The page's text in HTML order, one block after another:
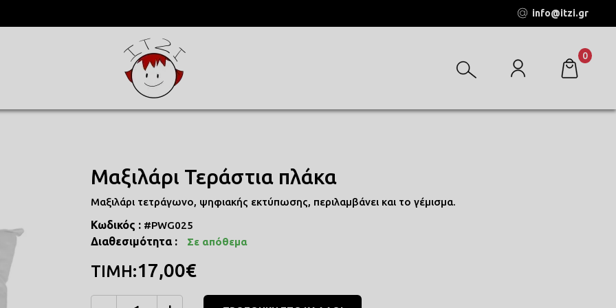
info@itzi.gr
0
Μαξιλάρι Τεράστια πλάκα
Μαξιλάρι τετράγωνο, ψηφιακής εκτύπωσης, περιλαμβάνει και το γέμισμα.
Κωδικός : #PWG025
Διαθεσιμότητα : Σε απόθεμα
ΤΙΜΗ:17,00€